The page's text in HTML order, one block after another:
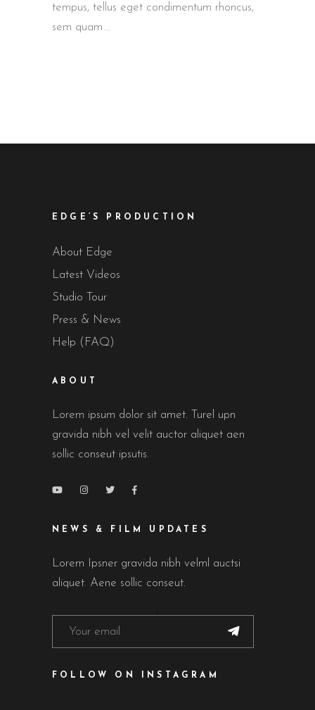
tempus, tellus eget condimentum rhoncus,
sem quam
EDGE’S PRODUCTION
About Edge
Latest Videos
Studio Tour
Press & News
Help (FAQ)
ABOUT
Lorem ipsum dolor sit amet. Turel upn
gravida nibh vel velit auctor aliquet aen
sollic conseut ipsutis.
NEWS & FILM UPDATES
Lorem Ipsner gravida nibh velml auctsi
aliquet. Aene sollic conseut.
FOLLOW ON INSTAGRAM